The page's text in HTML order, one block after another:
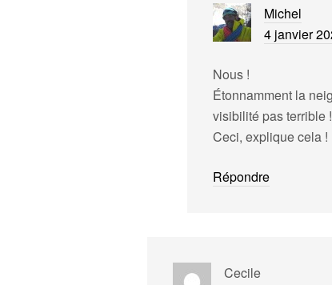
Michel
4 janvier
Nous !
Étonnamment la
visibilité pas terrible !
Ceci, explique cela !
Répondre
Cecile